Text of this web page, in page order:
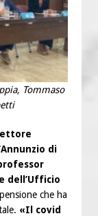
Tommaso
di
dell’Ufficio
che ha
«Il covid